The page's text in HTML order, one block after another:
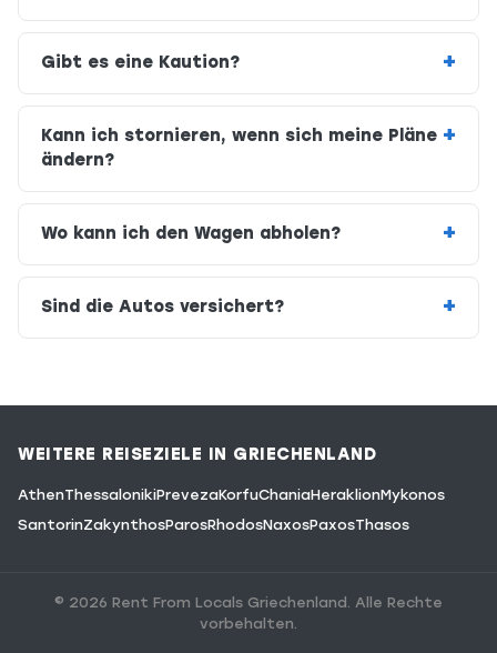
Gibt es eine Kaution?
Kann ich stornieren, wenn sich meine Pläne
ändern?
Wo kann ich den Wagen abholen?
Sind die Autos versichert?
WEITERE REISEZIELE IN GRIECHENLAND
AthenThessalonikiPrevezaKorfuChaniaHeraklionMykonos
SantorinZakynthosParosRhodosNaxosPaxosThasos
© 2026 Rent From Locals Griechenland. Alle Rechte
vorbehalten.